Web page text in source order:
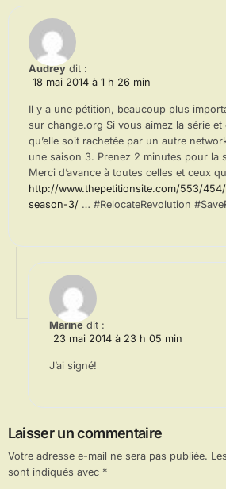
Audrey dit :
18 mai 2014 à 1 h 26 min
Il y a une pétition, beaucoup plus
sur change.org Si vous aimez la série
qu’elle soit rachetée par un autre
une saison 3. Prenez 2 minutes pour la
Merci d’avance à toutes celles et ceux
http://www.thepetitionsite.com/553/
season-3/ … #RelocateRevolution
Marine dit :
23 mai 2014 à 23 h 05 min
J’ai signé!
Laisser un commentaire
Votre adresse e-mail ne sera pas publiée.
sont indiqués avec *